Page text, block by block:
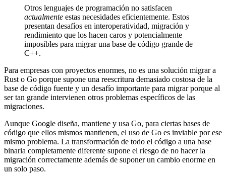
Otros lenguajes de programación no satisfacen
actualmente estas necesidades eficientemente. Estos
presentan desafíos en interoperatividad, migración y
rendimiento que los hacen caros y potencialmente
imposibles para migrar una base de código grande de
C++.
Para empresas con proyectos enormes, no es una solución migrar a
Rust o Go porque supone una reescritura demasiado costosa de la
base de código fuente y un desafío importante para migrar porque al
ser tan grande intervienen otros problemas específicos de las
migraciones.
Aunque Google diseña, mantiene y usa Go, para ciertas bases de
código que ellos mismos mantienen, el uso de Go es inviable por ese
mismo problema. La transformación de todo el código a una base
binaria completamente diferente supone el riesgo de no hacer la
migración correctamente además de suponer un cambio enorme en
un solo paso.